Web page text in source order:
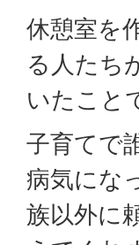
休憩室を
る人たち
いたこと
子育てで
病気にな
族以外に